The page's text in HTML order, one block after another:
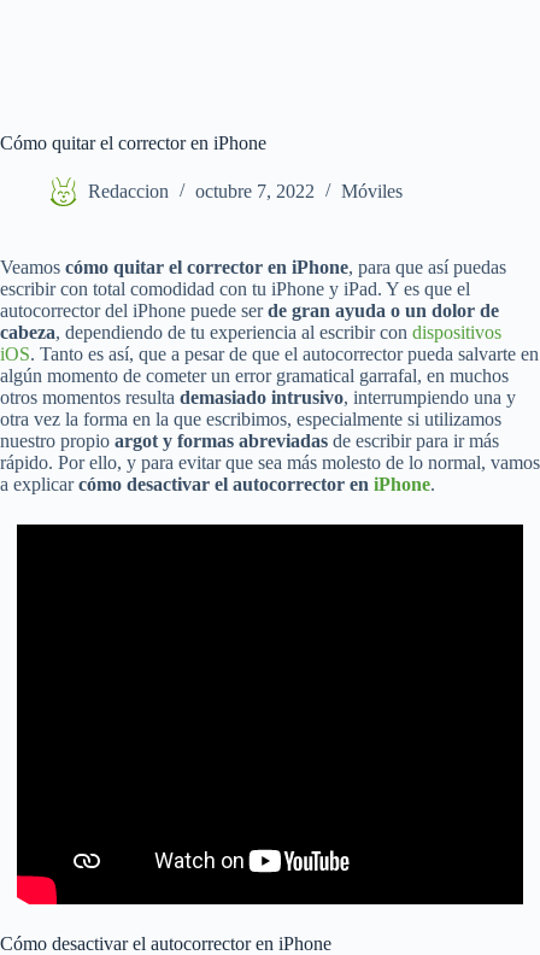
Cómo quitar el corrector en iPhone
Redaccion octubre 7, 2022 Móviles
Veamos cómo quitar el corrector en iPhone, para que así puedas
escribir con total comodidad con tu iPhone y iPad. Y es que el
autocorrector del iPhone puede serde gran ayuda o un dolor de
cabeza, dependiendo de tu experiencia al escribir con dispositivos
iOS. Tanto es así, que a pesar de que el autocorrector pueda salvarte en
algún momento de cometer un error gramatical garrafal, en muchos
otros momentos resulta demasiado intrusivo, interrumpiendo una y
otra vez la forma en la que escribimos, especialmente si utilizamos
nuestro propio argot y formas abreviadas de escribir para ir más
rápido. Por ello, y para evitar que sea más molesto de lo normal, vamos
a explicarcómo desactivar el autocorrector en iPhone.
Cómo desactivar el autocorrector en iPhone